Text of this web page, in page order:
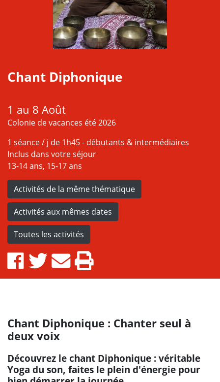
Chant Diphonique
1 au 8 Août
Colonie de vacances été 2026
1 séance / j de 1h45 - débutants & intermédiaires
Inclus dans votre séjour
13-14 ans, 15-17 ans
Activités de la même thématique
Activités aux mêmes dates
Toutes les activités
Chant Diphonique : Chanter seul à
deux voix
Découvrez le chant Diphonique : véritable
Yoga du son, faites le plein d'énergie pour